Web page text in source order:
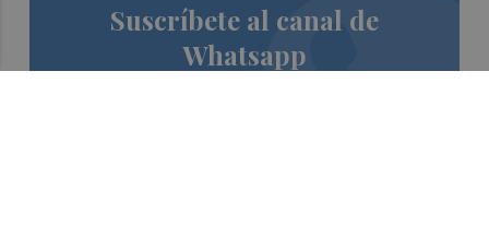
Suscríbete al canal de
Whatsapp